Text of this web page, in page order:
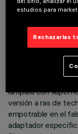
DATOS
Luminaria
lámpara con
versión a ras de
empotrable en el
adaptador
estudios para
Rechazarlas